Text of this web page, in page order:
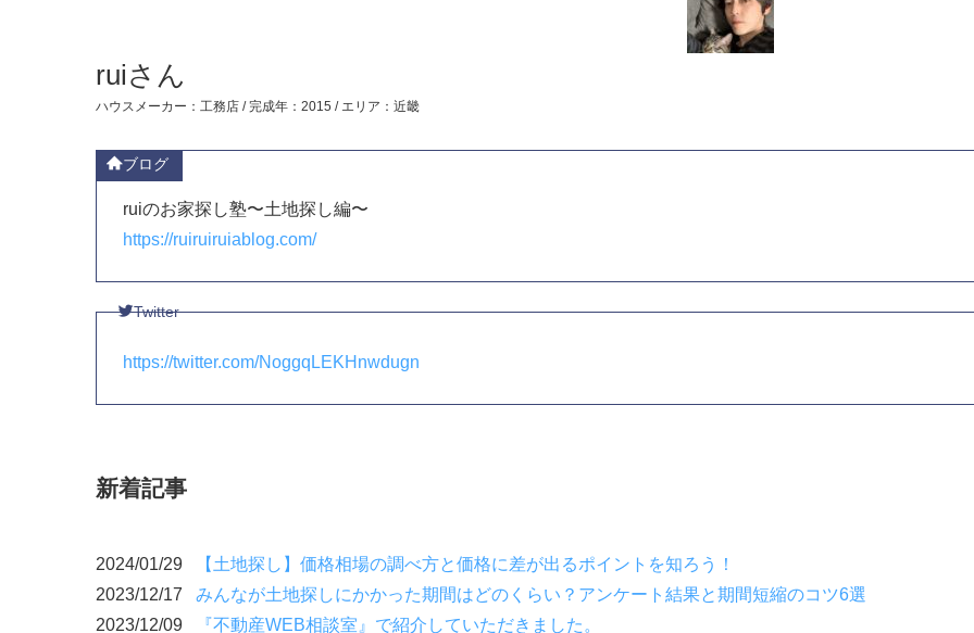
ruiさん
ハウスメーカー：工務店 / 完成年：2015 / エリア：近畿
ブログ
ruiのお家探し塾〜土地探し編〜
https://ruiruiruiablog.com/
Twitter
https://twitter.com/NoggqLEKHnwdugn
新着記事
2024/01/29
【土地探し】価格相場の調べ方と価格に差が出るポイントを知ろう！
2023/12/17 みんなが土地探しにかかった期間はどのくらい？アンケート結果と期間短縮のコツ6選
2023/12/09
『不動産WEB相談室』で紹介していただきました。